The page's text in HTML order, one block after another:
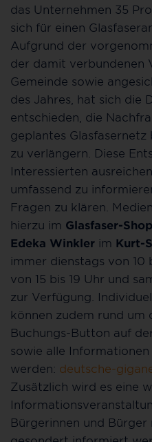
das Unternehmen 35
sich für einen
Aufgrund der
der damit verbundenen
Gemeinde sowie
des Jahres, hat sich die
entschieden, die
geplantes Glasfasernetz
zu verlängern. Diese
Interessierten
umfassend zu
Fragen zu klären.
hierzu im Glasfaser-Shop
Edeka Winkler im Kurt-
immer dienstags von 10
von 15 bis 19 Uhr und
zur Verfügung.
können zudem rund um
Buchungs-Button auf
sowie alle
werden: deutsche-
Zusätzlich wird es eine
Bürgerinnen und